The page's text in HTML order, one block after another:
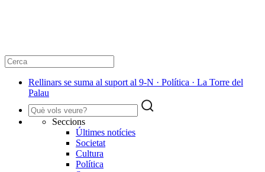
Rellinars se suma al suport al 9-N · Política · La Torre del
Palau
Seccions
Últimes notícies
Societat
Cultura
Política